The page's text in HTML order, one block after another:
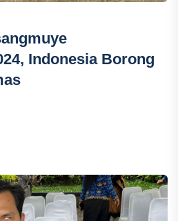
Indonesia Borong